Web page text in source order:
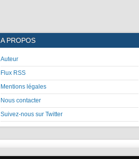
A PROPOS
Auteur
Flux RSS
Mentions légales
Nous contacter
Suivez-nous sur Twitter